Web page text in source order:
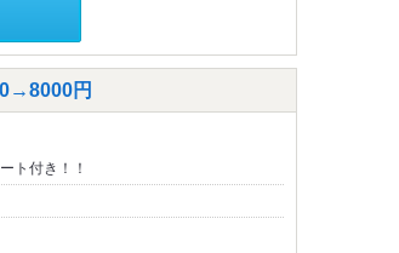
円
ト付き！！